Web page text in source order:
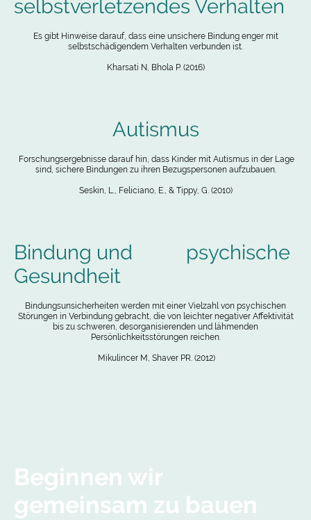
selbstverletzendes Verhalten
Es gibt Hinweise darauf, dass eine unsichere Bindung enger mit
selbstschädigendem Verhalten verbunden ist.
Kharsati N, Bhola P. (2016)
Autismus
Forschungsergebnisse darauf hin, dass Kinder mit Autismus in der Lage
sind, sichere Bindungen zu ihren Bezugspersonen aufzubauen.
Seskin, L., Feliciano, E., & Tippy, G. (2010)
Bindung und psychische
Gesundheit
Bindungsunsicherheiten werden mit einer Vielzahl von psychischen
Störungen in Verbindung gebracht, die von leichter negativer Affektivität
bis zu schweren, desorganisierenden und lähmenden
Persönlichkeitsstörungen reichen.
Mikulincer M, Shaver PR. (2012)
Beginnen wir
gemeinsam zu bauen